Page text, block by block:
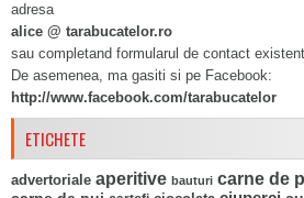
adresa
alice @ tarabucatelor.ro
sau completand formularul de contact
De asemenea, ma gasiti si pe Facebook:
http://www.facebook.com/tarabucatelor
ETICHETE
advertoriale aperitive bauturi carne de